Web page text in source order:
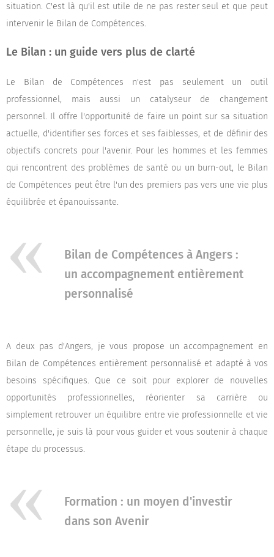
situation. C'est là qu'il est utile de ne pas rester seul et que peut
intervenir le Bilan de Compétences.
Le Bilan : un guide vers plus de clarté
Le Bilan de Compétences n'est pas seulement un outil
professionnel, mais aussi un catalyseur de changement
personnel. Il offre l'opportunité de faire un point sur sa situation
actuelle, d'identifier ses forces et ses faiblesses, et de définir des
objectifs concrets pour l'avenir. Pour les hommes et les femmes
qui rencontrent des problèmes de santé ou un burn-out, le Bilan
de Compétences peut être l'un des premiers pas vers une vie plus
équilibrée et épanouissante.
Bilan de Compétences à Angers :
un accompagnement entièrement
personnalisé
A deux pas d'Angers, je vous propose un accompagnement en
Bilan de Compétences entièrement personnalisé et adapté à vos
besoins spécifiques. Que ce soit pour explorer de nouvelles
opportunités professionnelles, réorienter sa carrière ou
simplement retrouver un équilibre entre vie professionnelle et vie
personnelle, je suis là pour vous guider et vous soutenir à chaque
étape du processus.
Formation : un moyen d'investir
dans son Avenir